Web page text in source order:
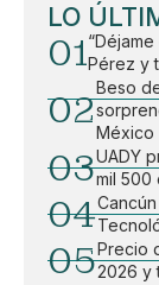
LO
01Pérez y
02
Beso
México
03UADY
mil 500
04
05Precio
2026 y